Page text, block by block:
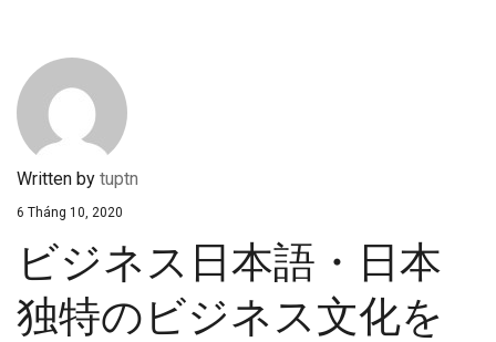
Written by tuptn
6 Tháng 10, 2020
ビジネス日本語・日本
独特のビジネス文化を